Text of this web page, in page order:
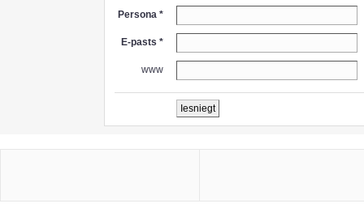
Persona *
E-pasts *
www